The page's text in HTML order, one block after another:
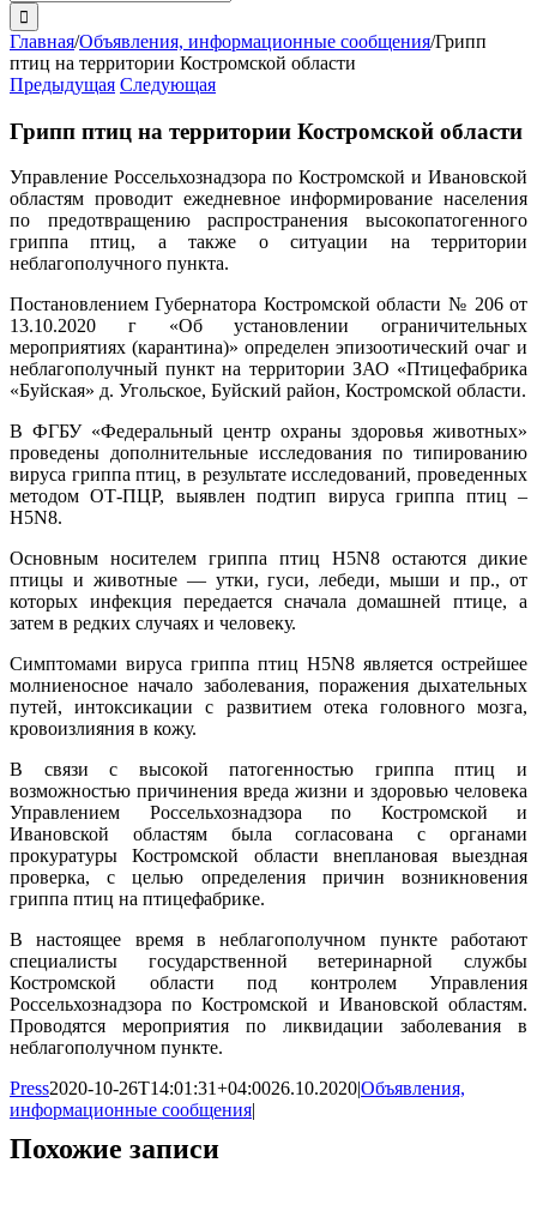
поиска:
Главная/Объявления, информационные сообщения/Грипп
птиц на территории Костромской области
Предыдущая Следующая
Грипп птиц на территории Костромской области
Управление Россельхознадзора по Костромской и Ивановской
областям проводит ежедневное информирование населения
по предотвращению распространения высокопатогенного
гриппа птиц, а также о ситуации на территории
неблагополучного пункта.
Постановлением Губернатора Костромской области № 206 от
13.10.2020 г «Об установлении ограничительных
мероприятиях (карантина)» определен эпизоотический очаг и
неблагополучный пункт на территории ЗАО «Птицефабрика
«Буйская» д. Угольское, Буйский район, Костромской области.
В ФГБУ «Федеральный центр охраны здоровья животных»
проведены дополнительные исследования по типированию
вируса гриппа птиц, в результате исследований, проведенных
методом ОТ-ПЦР, выявлен подтип вируса гриппа птиц –
H5N8.
Основным носителем гриппа птиц H5N8 остаются дикие
птицы и животные — утки, гуси, лебеди, мыши и пр., от
которых инфекция передается сначала домашней птице, а
затем в редких случаях и человеку.
Симптомами вируса гриппа птиц H5N8 является острейшее
молниеносное начало заболевания, поражения дыхательных
путей, интоксикации с развитием отека головного мозга,
кровоизлияния в кожу.
В связи с высокой патогенностью гриппа птиц и
возможностью причинения вреда жизни и здоровью человека
Управлением Россельхознадзора по Костромской и
Ивановской областям была согласована с органами
прокуратуры Костромской области внеплановая выездная
проверка, с целью определения причин возникновения
гриппа птиц на птицефабрике.
В настоящее время в неблагополучном пункте работают
специалисты государственной ветеринарной службы
Костромской области под контролем Управления
Россельхознадзора по Костромской и Ивановской областям.
Проводятся мероприятия по ликвидации заболевания в
неблагополучном пункте.
Press2020-10-26T14:01:31+04:0026.10.2020|Объявления,
информационные сообщения|
Похожие записи